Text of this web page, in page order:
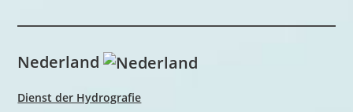
Nederland
Dienst der Hydrografie